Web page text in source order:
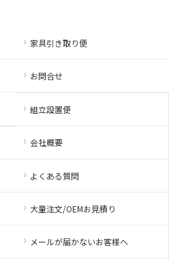
組立設置便
会社概要
大量注文/OEMお見積り
よくある質問
メールが届かないお客様へ
家具引き取り便
お問合せ